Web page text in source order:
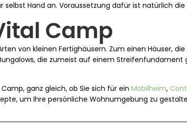
Hand an. Voraussetzung dafür ist natürlich
Camp
von kleinen Fertighäusern. Zum einen Häuser,
die zumeist auf einem Streifenfundament
ganz gleich, ob Sie sich für einMobilheim,
um Ihre persönliche Wohnumgebung zu